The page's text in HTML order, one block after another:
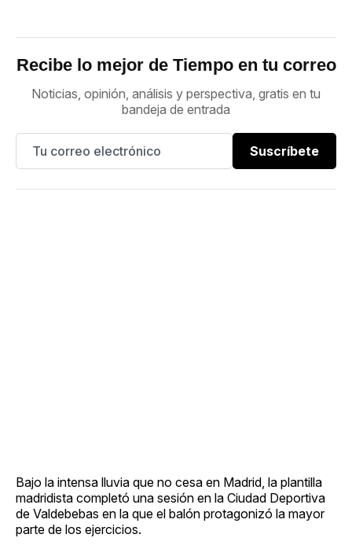
Recibe lo mejor de Tiempo en tu correo
Noticias, opinión, análisis y perspectiva, gratis en tu
bandeja de entrada
Suscríbete
Bajo la intensa lluvia que no cesa en Madrid, la plantilla
madridista completó una sesión en la Ciudad Deportiva
de Valdebebas en la que el balón protagonizó la mayor
parte de los ejercicios.